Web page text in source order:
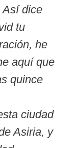
Así dice
tu
he
aquí que
quince
ciudad
Asiria, y